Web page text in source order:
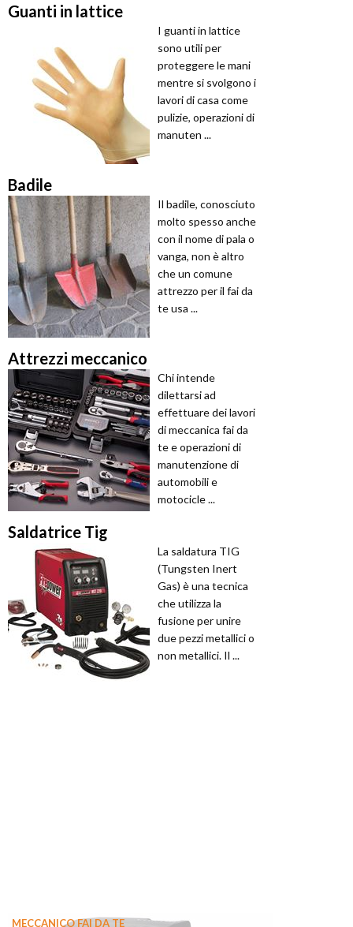
Guanti in lattice
I guanti in lattice
sono utili per
proteggere le mani
mentre si svolgono i
lavori di casa come
pulizie, operazioni di
manuten ...
Badile
Il badile, conosciuto
molto spesso anche
con il nome di pala o
vanga, non è altro
che un comune
attrezzo per il fai da
te usa ...
Attrezzi meccanico
Chi intende
dilettarsi ad
effettuare dei lavori
di meccanica fai da
te e operazioni di
manutenzione di
automobili e
motocicle ...
Saldatrice Tig
La saldatura TIG
(Tungsten Inert
Gas) è una tecnica
che utilizza la
fusione per unire
due pezzi metallici o
non metallici. Il ...
MECCANICO FAI DA TE